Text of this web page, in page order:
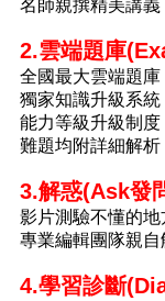
名師親撰精美講
2.雲端題庫
全國最大雲端題
獨家知識升級系
能力等級升級制
難題均附詳細解
3.解惑(Ask發
影片測驗不懂的
專業編輯團隊親自
4.學習診斷